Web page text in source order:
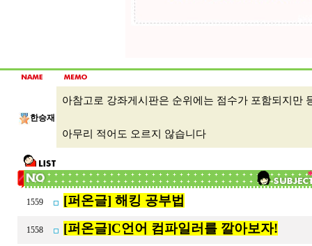
한승재
아참고로 강좌게시판은 순위에는 점수가 포함되지만
아무리 적어도 오르지 않습니다
1559 [퍼온글] 해킹 공부법
1558 [퍼온글]C언어 컴파일러를 깔아보자!